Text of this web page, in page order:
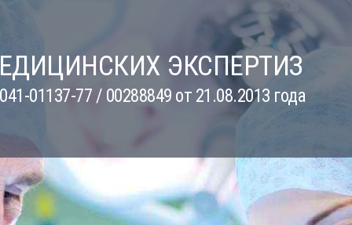
ЭКСПЕРТИЗ
01137-77 / 00288849 от 21.08.2013 года